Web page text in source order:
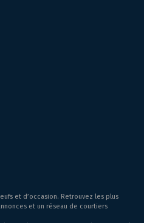
et d’occasion. Retrouvez les plus
et un réseau de courtiers